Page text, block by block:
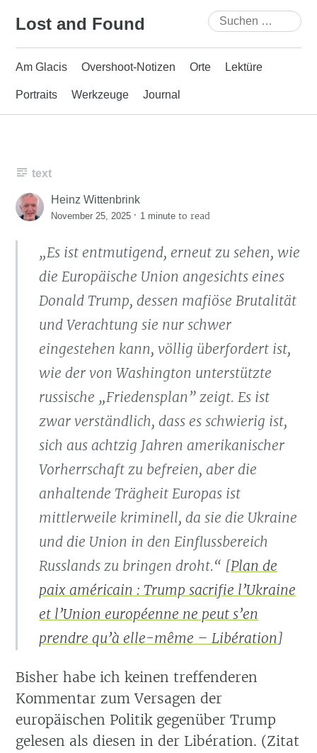
Lost and Found
Suchen
nach:
Am Glacis Overshoot-Notizen Orte Lektüre
Portraits Werkzeuge Journal
text
Heinz Wittenbrink
November 25, 2025 · 1 minute to read
„Es ist entmutigend, erneut zu sehen, wie
die Europäische Union angesichts eines
Donald Trump, dessen mafiöse Brutalität
und Verachtung sie nur schwer
eingestehen kann, völlig überfordert ist,
wie der von Washington unterstützte
russische „Friedensplan” zeigt. Es ist
zwar verständlich, dass es schwierig ist,
sich aus achtzig Jahren amerikanischer
Vorherrschaft zu befreien, aber die
anhaltende Trägheit Europas ist
mittlerweile kriminell, da sie die Ukraine
und die Union in den Einflussbereich
Russlands zu bringen droht.“ [Plan de
paix américain : Trump sacrifie l’Ukraine
et l’Union européenne ne peut s’en
prendre qu’à elle-même – Libération]
Bisher habe ich keinen treffenderen
Kommentar zum Versagen der
europäischen Politik gegenüber Trump
gelesen als diesen in der Libération. (Zitat